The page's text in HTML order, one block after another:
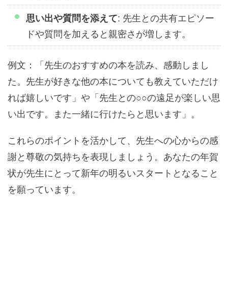
思い出や質問を添えて: 先生との共有エピソー
ドや質問を加えると親密さが増します。
例文：「先生のおすすめの本を読み、感動しまし
た。先生が好きな他の本についても教えていただけ
れば嬉しいです」や「先生との○○の遠足が楽しい思
い出です。また一緒に行けたらと思います」。
これらのポイントを活かして、先生への心からの感
謝と尊敬の気持ちを表現しましょう。あなたの年賀
状が先生にとって新年の明るいスタートとなること
を願っています。